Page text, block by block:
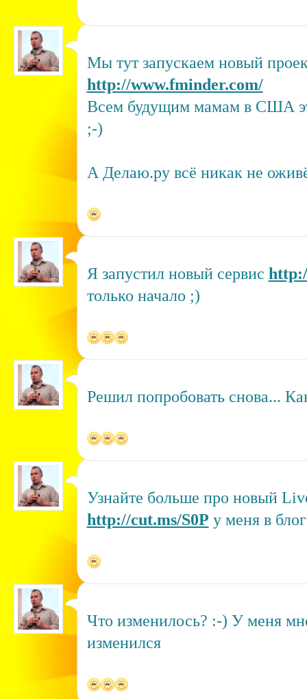
Мы тут запускаем новый
http://www.fminder.com/
Всем будущим мамам в США
;-)
А Делаю.ру всё никак не
Я запустил новый сервис
только начало ;)
Решил попробовать снова...
Узнайте больше про новый
http://cut.ms/S0P у меня в
Что изменилось? :-) У меня
изменился